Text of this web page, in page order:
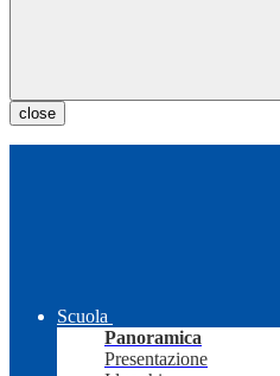
close
Scuola
Panoramica
Presentazione